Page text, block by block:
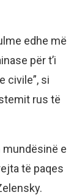
edhe më
për t’i
civile”, si
rus të
e
të paqes